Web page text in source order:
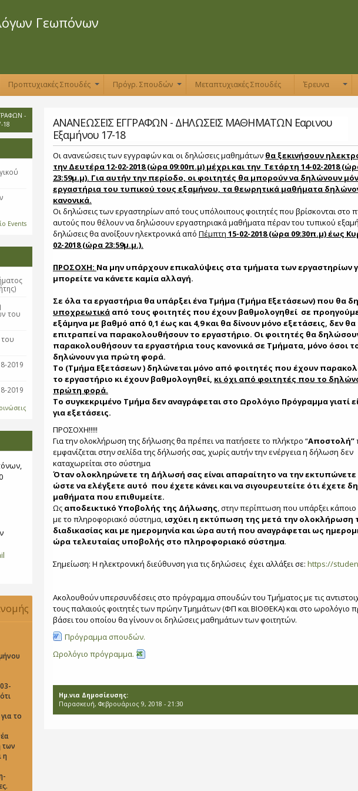
Γεωπόνων
Προπτυχιακές Σπουδές Πρόγρ. Σπουδών Μεταπτυχιακές Σπουδές Έρευνα
-
18
Events
του
του
2019
2019
το
των
η
ΑΝΑΝΕΩΣΕΙΣ ΕΓΓΡΑΦΩΝ - ΔΗΛΩΣΕΙΣ ΜΑΘΗΜΑΤΩΝ Εαρινου
Εξαμήνου 17-18
Οι ανανεώσεις των εγγραφών και οι δηλώσεις μαθημάτων θα ξεκινήσουν
την Δευτέρα 12-02-2018 (ώρα 09:00π.μ) μέχρι και την Τετάρτη 14-02-2018
23:59μ.μ). Για αυτήν την περίοδο, οι φοιτητές θα μπορούν να δηλώνουν
εργαστήρια του τυπικού τους εξαμήνου, τα θεωρητικά μαθήματα
κανονικά.
Οι δηλώσεις των εργαστηρίων από τους υπόλοιπους φοιτητές που βρίσκονται στο
αυτούς που θέλουν να δηλώσουν εργαστηριακά μαθήματα πέραν του τυπικού
δηλώσεις θα ανοίξουν ηλεκτρονικά από Πέμπτη 15-02-2018 (ώρα 09:30π.μ) έως
02-2018 (ώρα 23:59μ.μ.).
ΠΡΟΣΟΧΗ: Να μην υπάρχουν επικαλύψεις στα τμήματα των εργαστηρίων
μπορείτε να κάνετε καμία αλλαγή.
Σε όλα τα εργαστήρια θα υπάρξει ένα Τμήμα (Τμήμα Εξετάσεων) που θα
υποχρεωτικά από τους φοιτητές που έχουν βαθμολογηθεί σε
εξάμηνα με βαθμό από 0,1 έως και 4,9 και θα δίνουν μόνο εξετάσεις, δεν θα
επιτραπεί να παρακολουθήσουν το εργαστήριο. Οι φοιτητές θα
παρακολουθήσουν τα εργαστήρια τους κανονικά σε Τμήματα, μόνο όσοι
δηλώνουν για πρώτη φορά.
Το (Τμήμα Εξετάσεων ) δηλώνεται μόνο από φοιτητές που έχουν
το εργαστήριο κι έχουν βαθμολογηθεί, κι όχι από φοιτητές που το
πρώτη φορά.
Το συγκεκριμένο Τμήμα δεν αναγράφεται στο Ωρολόγιο Πρόγραμμα γιατί
για εξετάσεις.
ΠΡΟΣΟΧΗ!!!!!
Για την ολοκλήρωση της δήλωσης θα πρέπει να πατήσετε το πλήκτρο “Aποστολή”
εμφανίζεται στην σελίδα της δήλωσής σας, χωρίς αυτήν την ενέργεια η δήλωση δεν
καταχωρείται στο σύστημα
Όταν ολοκληρώνετε τη Δήλωσή σας είναι απαραίτητο να την
ώστε να ελέγξετε αυτό που έχετε κάνει και να σιγουρευτείτε ότι έχετε
μαθήματα που επιθυμείτε.
Ως αποδεικτικό Υποβολής της Δήλωσης, στην περίπτωση που υπάρξει
με το πληροφοριακό σύστημα, ισχύει η εκτύπωση της μετά την ολοκλήρωση
διαδικασίας και με ημερομηνία και ώρα αυτή που αναγράφεται ως
ώρα τελευταίας υποβολής στο πληροφοριακό σύστημα.
Σημείωση: Η ηλεκτρονική διεύθυνση για τις δηλώσεις έχει αλλάξει σε: https://
Ακολουθούν υπερσυνδέσεις στο πρόγραμμα σπουδών του Τμήματος με τις
τους παλαιούς φοιτητές των πρώην Τμημάτων (ΦΠ και ΒΙΟΘΕΚΑ) και στο ωρολόγιο
βάσει του οποίου θα γίνουν οι δηλώσεις μαθημάτων των φοιτητών.
Πρόγραμμα σπουδών.
Ωρολόγιο πρόγραμμα.
Ημ.νια Δημοσίευσης:
Παρασκευή, Φεβρουάριος 9, 2018 - 21:30